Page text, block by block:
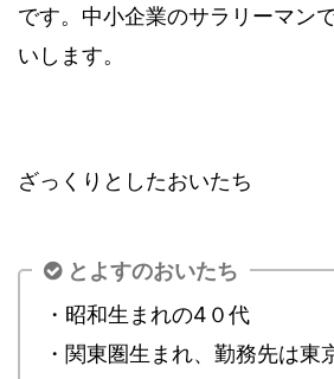
です。中小企業のサラリーマン
いします。
ざっくりとしたおいたち
とよすのおいたち
・昭和生まれの4０代
・関東圏生まれ、勤務先は東